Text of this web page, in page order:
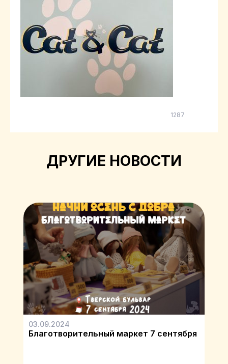
1287
ДРУГИЕ НОВОСТИ
03.09.2024
Благотворительный маркет 7 сентября